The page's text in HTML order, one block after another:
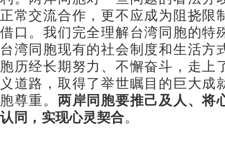
正常交流合作，更不应成为阻挠限
借口。我们完全理解台湾同胞的特
台湾同胞现有的社会制度和生活方
胞历经长期努力、不懈奋斗，走上
义道路，取得了举世瞩目的巨大成
胞尊重。 两岸同胞要推己及人、将
认同，实现心灵契合。